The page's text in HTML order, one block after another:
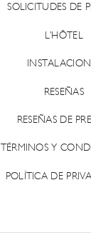
SOLICITUDES DE
L’HÔTEL
RESEÑAS
RESEÑAS DE
TÉRMINOS Y
POLÍTICA DE